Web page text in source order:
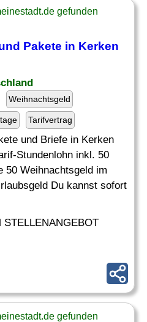
gefunden
Pakete in Kerken
Weihnachtsgeld
Tarifvertrag
und Briefe in Kerken
Stundenlohn inkl. 50
50 Weihnachtsgeld im
Du kannst sofort
gefunden